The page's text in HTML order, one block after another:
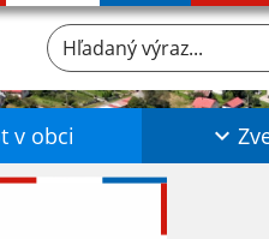
Hľadaný výraz...
v obci